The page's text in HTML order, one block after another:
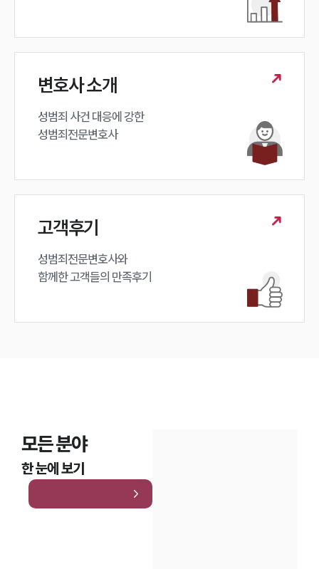
변호사 소개
성범죄 사건 대응에 강한
성범죄전문변호사
고객후기
성범죄전문변호사와
함께한 고객들의 만족후기
모든 분야
한 눈에 보기